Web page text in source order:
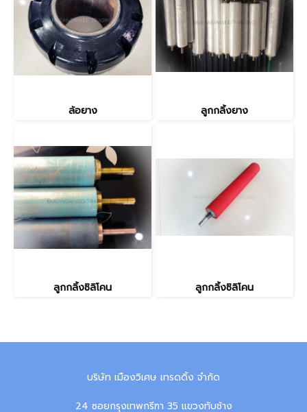
ล้อยาง ลูกกลิ้งยาง
ลูกกลิ้งซิลิโคน ลูกกลิ้งซิลิโคน
บริษัท เมืองวิเศษ เทรดดิ้ง จำกัด
24 ซอยกรุงเทพกรีฑา 35 แขวงทับช้าง